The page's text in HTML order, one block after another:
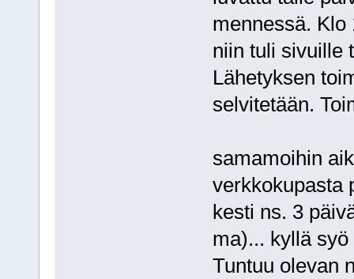
mennessä. Klo
niin tuli sivuille
Lähetyksen
selvitetään.
samamoihin
verkkokupasta
kesti ns. 3
ma)... kyllä
Tuntuu olevan